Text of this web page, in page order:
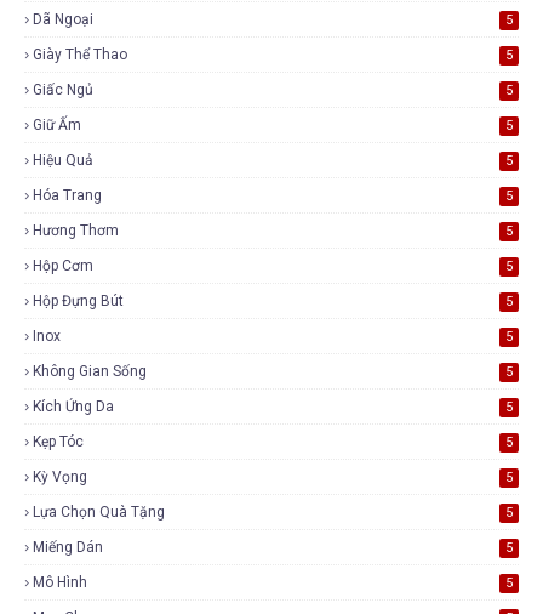
Dã Ngoại 5
Giày Thể Thao 5
Giấc Ngủ 5
Giữ Ấm 5
Hiệu Quả 5
Hóa Trang 5
Hương Thơm 5
Hộp Cơm 5
Hộp Đựng Bút 5
Inox 5
Không Gian Sống 5
Kích Ứng Da 5
Kẹp Tóc 5
Kỳ Vọng 5
Lựa Chọn Quà Tặng 5
Miếng Dán 5
Mô Hình 5